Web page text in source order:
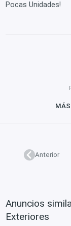
Pocas Unidades!
MÁS
Anterior
Anuncios
Exteriores